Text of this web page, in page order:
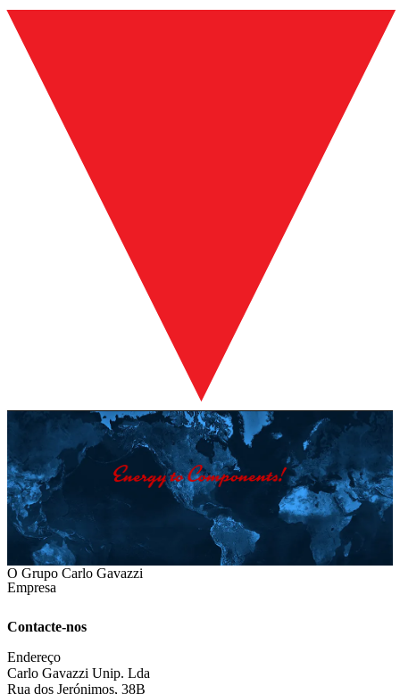
O Grupo Carlo Gavazzi
Empresa
Contacte-nos
Endereço
Carlo Gavazzi Unip. Lda
Rua dos Jerónimos, 38B